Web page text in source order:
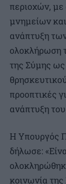
περιοχών,
μνημείων
ανάπτυξη
ολοκλήρωση
της Σύμης ως
προοπτικές
ανάπτυξη
Η Υπουργός
δήλωσε:
κοινωνία